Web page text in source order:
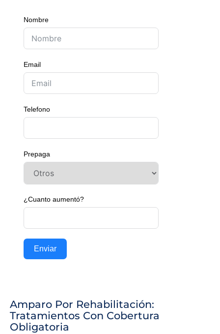
Nombre
Email
Telefono
Prepaga
¿Cuanto aumentó?
Enviar
Amparo Por Rehabilitación:
Tratamientos Con Cobertura
Obligatoria